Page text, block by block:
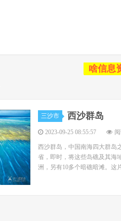
啥信息
三沙市 西沙群岛
2023-09-25 08:55:57
西沙群岛，中国南海四大群岛
省，即时，将这些岛礁及其海
洲，另有10多个暗礁暗滩。这